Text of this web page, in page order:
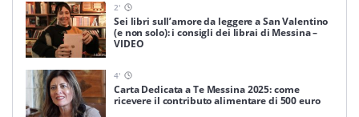
2'
Sei libri sull’amore da leggere a San Valentino
(e non solo): i consigli dei librai di Messina –
VIDEO
4'
Carta Dedicata a Te Messina 2025: come
ricevere il contributo alimentare di 500 euro